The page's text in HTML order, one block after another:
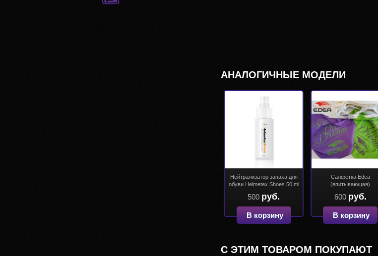
АНАЛОГИЧНЫЕ МОДЕЛИ
Нейтрализатор запаха для
обуви Helmetex Shoes 50 ml
500 руб.
В корзину
Салфетка Edea
(впитывающая)
600 руб.
В корзину
С ЭТИМ ТОВАРОМ ПОКУПАЮТ